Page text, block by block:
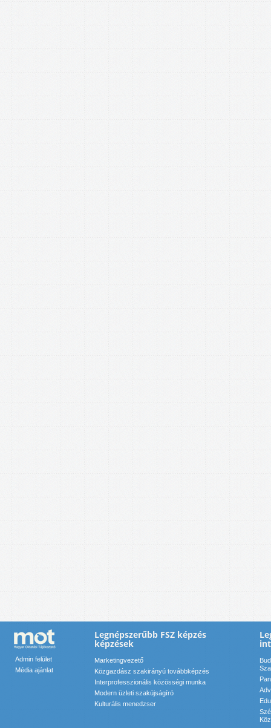
Admin felület
Média ajánlat
Legnépszerűbb FSZ képzés
képzések
Marketingvezető
Közgazdász szakirányú továbbképzés
Interprofesszionális közösségi munka
Modern üzleti szakújságíró
Kulturális menedzser